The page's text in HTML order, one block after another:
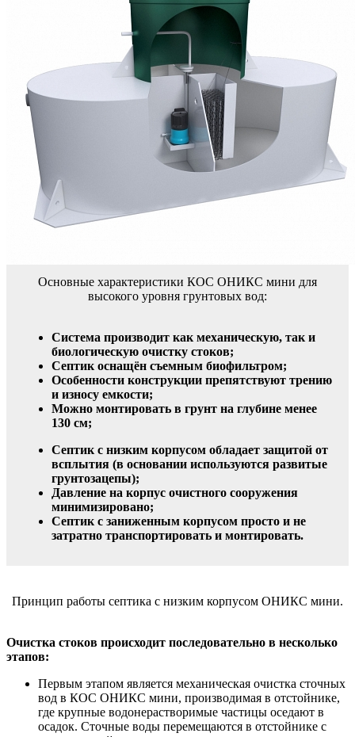
Основные характеристики КОС ОНИКС мини для
высокого уровня грунтовых вод:
Система производит как механическую, так и
биологическую очистку стоков;
Септик оснащён съемным биофильтром;
Особенности конструкции препятствуют трению
и износу емкости;
Можно монтировать в грунт на глубине менее
130 см;
Септик с низким корпусом обладает защитой от
всплытия (в основании используются развитые
грунтозацепы);
Давление на корпус очистного сооружения
минимизировано;
Септик с заниженным корпусом просто и не
затратно транспортировать и монтировать.
Принцип работы септика с низким корпусом ОНИКС мини.
Очистка стоков происходит последовательно в несколько
этапов:
Первым этапом является механическая очистка сточных
вод в КОС ОНИКС мини, производимая в отстойнике,
где крупные водонерастворимые частицы оседают в
осадок. Сточные воды перемещаются в отстойнике с